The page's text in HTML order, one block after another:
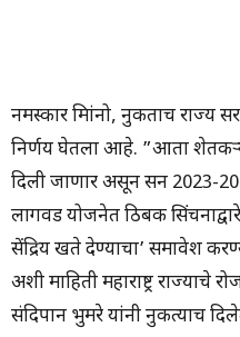
नमस्कार मित्रांनो, नुकताच राज्य
निर्णय घेतला आहे. ”आता
दिली जाणार असून सन 2023-
लागवड योजनेत ठिबक
सेंद्रिय खते देण्याचा’ समावेश
अशी माहिती महाराष्ट्र राज्याचे
संदिपान भुमरे यांनी नुकत्याच